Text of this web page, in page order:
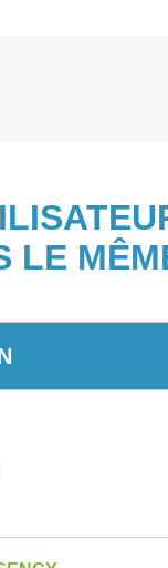
LE